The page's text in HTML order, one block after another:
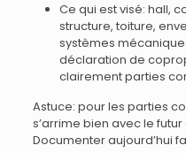
Ce qui est visé: hall,
structure, toiture,
systèmes
déclaration de
clairement parties
Astuce: pour les parties
s’arrime bien avec le futur
Documenter aujourd’hui